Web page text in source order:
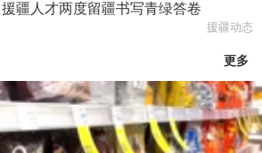
疆人才两度留疆书写青绿答卷
援疆动态
更多